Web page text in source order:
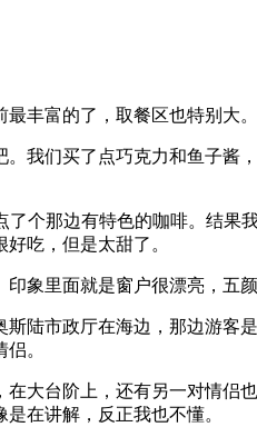
丰富的了，取餐区也特别大。
我们买了点巧克力和鱼子
个那边有特色的咖啡。结
吃，但是太甜了。
象里面就是窗户很漂亮，五
陆市政厅在海边，那边游客
。
大台阶上，还有另一对情
在讲解，反正我也不懂。